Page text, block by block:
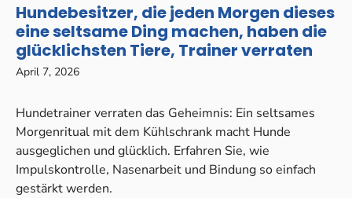
Hundebesitzer, die jeden Morgen dieses
eine seltsame Ding machen, haben die
glücklichsten Tiere, Trainer verraten
April 7, 2026
Hundetrainer verraten das Geheimnis: Ein seltsames
Morgenritual mit dem Kühlschrank macht Hunde
ausgeglichen und glücklich. Erfahren Sie, wie
Impulskontrolle, Nasenarbeit und Bindung so einfach
gestärkt werden.